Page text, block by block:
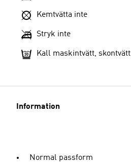
Kemtvätta inte
Stryk inte
Kall maskintvätt, skontvätt
Information
Normal passform